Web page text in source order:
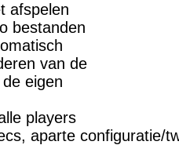
afspelen
bestanden
van de
eigen
players
aparte configuratie/